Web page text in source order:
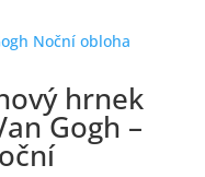
hrnek
Gogh –